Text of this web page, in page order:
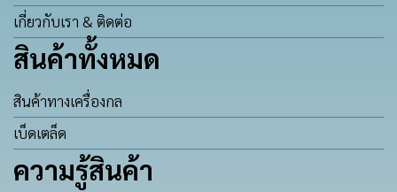
เกี่ยวกับเรา & ติดต่อ
สินค้าทั้งหมด
สินค้าทางเครื่องกล
เบ็ดเตล็ด
ความรู้สินค้า